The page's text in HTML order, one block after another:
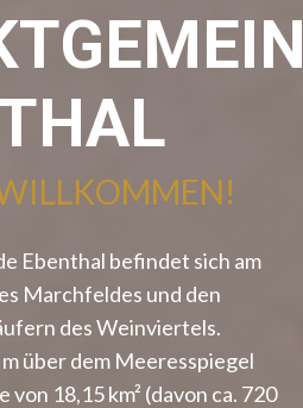
Ebenthal befindet sich am
Marchfeldes und den
des Weinviertels.
über dem Meeresspiegel
von 18,15 km² (davon ca. 720